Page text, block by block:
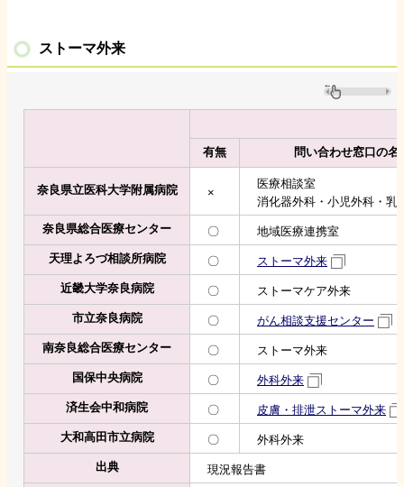
ストーマ外来
有無 問い合わせ窓口の名
奈良県立医科大学附属病院 ×
医療相談室
消化器外科・小児外科・乳
奈良県総合医療センター
〇
地域医療連携室
天理よろづ相談所病院
〇
ストーマ外来
近畿大学奈良病院
〇
ストーマケア外来
市立奈良病院
〇
がん相談支援センター
南奈良総合医療センター
〇
ストーマ外来
国保中央病院
〇
外科外来
済生会中和病院
〇
皮膚・排泄ストーマ外来
大和高田市立病院
〇
外科外来
出典
現況報告書